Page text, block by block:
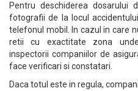
Pentru deschiderea
fotografii de la locul
telefonul mobil. In cazul in care
retii cu exactitate zona
inspectorii companiilor de
face verificari si constatari.
Daca totul este in regula,